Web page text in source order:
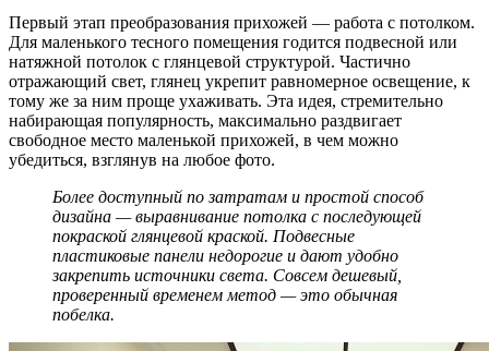
Первый этап преобразования прихожей — работа с потолком.
Для маленького тесного помещения годится подвесной или
натяжной потолок с глянцевой структурой. Частично
отражающий свет, глянец укрепит равномерное освещение, к
тому же за ним проще ухаживать. Эта идея, стремительно
набирающая популярность, максимально раздвигает
свободное место маленькой прихожей, в чем можно
убедиться, взглянув на любое фото.
Более доступный по затратам и простой способ
дизайна — выравнивание потолка с последующей
покраской глянцевой краской. Подвесные
пластиковые панели недорогие и дают удобно
закрепить источники света. Совсем дешевый,
проверенный временем метод — это обычная
побелка.